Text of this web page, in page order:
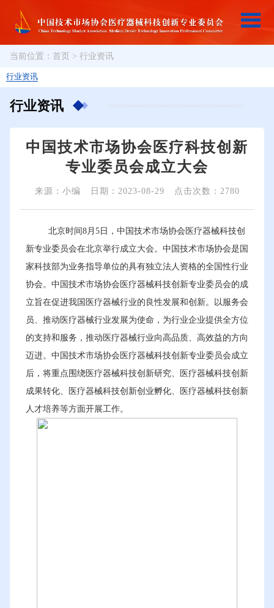
当前位置： 首页 > 行业资讯
行业资讯
行业资讯
中国技术市场协会医疗科技创新
专业委员会成立大会
来源：小编 日期：2023-08-29 点击次数：2780
北京时间8月5日，中国技术市场协会医疗器械科技创
新专业委员会在北京举行成立大会。中国技术市场协会是国
家科技部为业务指导单位的具有独立法人资格的全国性行业
协会。中国技术市场协会医疗器械科技创新专业委员会的成
立旨在促进我国医疗器械行业的良性发展和创新。以服务会
员、推动医疗器械行业发展为使命，为行业企业提供全方位
的支持和服务，推动医疗器械行业向高品质、高效益的方向
迈进。中国技术市场协会医疗器械科技创新专业委员会成立
后，将重点围绕医疗器械科技创新研究、医疗器械科技创新
成果转化、医疗器械科技创新创业孵化、医疗器械科技创新
人才培养等方面开展工作。